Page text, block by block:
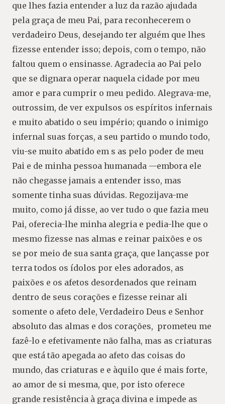
que lhes fazia entender a luz da razão ajudada
pela graça de meu Pai, para reconhecerem o
verdadeiro Deus, desejando ter alguém que lhes
fizesse entender isso; depois, com o tempo, não
faltou quem o ensinasse. Agradecia ao Pai pelo
que se dignara operar naquela cidade por meu
amor e para cumprir o meu pedido. Alegrava-me,
outrossim, de ver expulsos os espíritos infernais
e muito abatido o seu império; quando o inimigo
infernal suas forças, a seu partido o mundo todo,
viu-se muito abatido em s as pelo poder de meu
Pai e de minha pessoa humanada —embora ele
não chegasse jamais a entender isso, mas
somente tinha suas dúvidas. Regozijava-me
muito, como já disse, ao ver tudo o que fazia meu
Pai, oferecia-lhe minha alegria e pedia-lhe que o
mesmo fizesse nas almas e reinar paixões e os
se por meio de sua santa graça, que lançasse por
terra todos os ídolos por eles adorados, as
paixões e os afetos desordenados que reinam
dentro de seus corações e fizesse reinar ali
somente o afeto dele, Verdadeiro Deus e Senhor
absoluto das almas e dos corações, prometeu me
fazê-lo e efetivamente não falha, mas as criaturas
que está tão apegada ao afeto das coisas do
mundo, das criaturas e e àquilo que é mais forte,
ao amor de si mesma, que, por isto oferece
grande resistência à graça divina e impede as